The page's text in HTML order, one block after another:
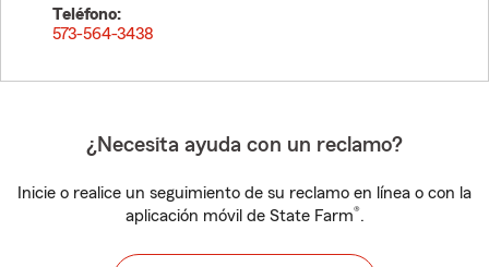
Teléfono:
573-564-3438
¿Necesita ayuda con un reclamo?
Inicie o realice un seguimiento de su reclamo en línea o con la
aplicación móvil de State Farm®.